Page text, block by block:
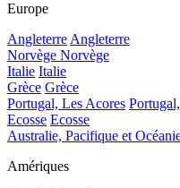
Europe
AngleterreAngleterre
Norvège Norvège
Italie Italie
Grèce Grèce
Portugal, Les Acores
Ecosse Ecosse
Australie, Pacifique et
Amériques